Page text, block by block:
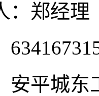
：郑经
安平城东